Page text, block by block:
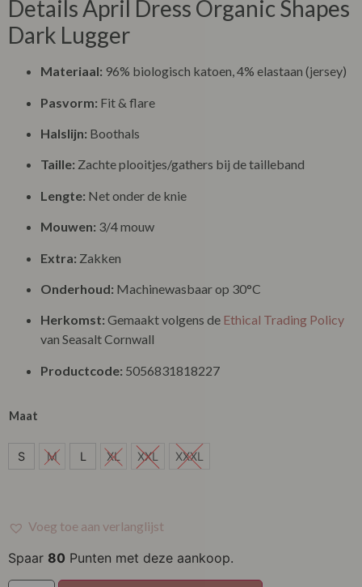
Details April Dress Organic Shapes
Dark Lugger
Materiaal: 96% biologisch katoen, 4% elastaan (jersey)
Pasvorm: Fit & flare
Halslijn: Boothals
Taille: Zachte plooitjes/gathers bij de tailleband
Lengte: Net onder de knie
Mouwen: 3/4 mouw
Extra: Zakken
Onderhoud: Machinewasbaar op 30°C
Herkomst: Gemaakt volgens de Ethical Trading Policy
van Seasalt Cornwall
Productcode: 5056831818227
Maat
S
XXL
S M L XL XXL XXXL
Voeg toe aan verlanglijst
Spaar 80 Punten met deze aankoop.